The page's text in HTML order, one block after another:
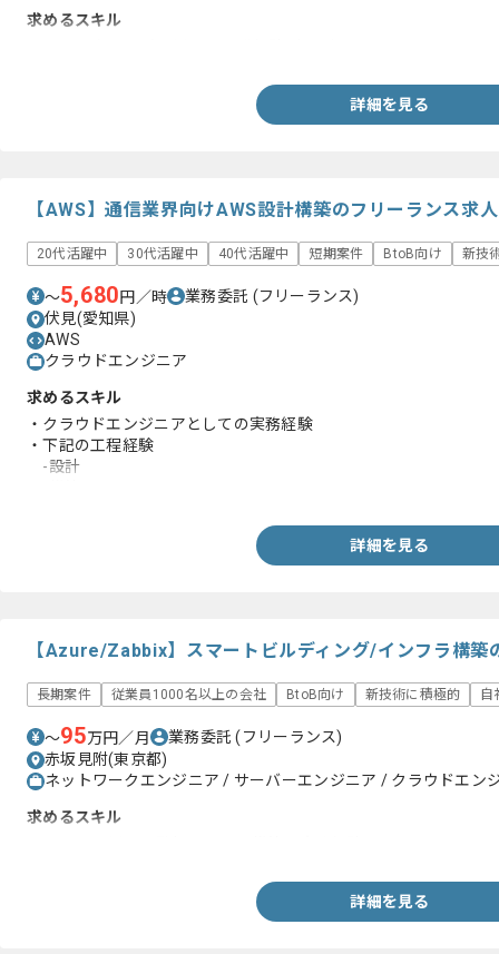
求めるスキル
詳細を見る
【AWS】通信業界向けAWS設計構築のフリーランス求
20代活躍中 30代活躍中 40代活躍中 短期案件 BtoB向け 新技
〜5,680円／時 業務委託 (フリーランス)
伏見(愛知県)
AWS
クラウドエンジニア
求めるスキル
・クラウドエンジニアとしての実務経験
・下記の工程経験
-設計
詳細を見る
【Azure/Zabbix】スマートビルディング/インフラ構築
長期案件 従業員1000名以上の会社 BtoB向け 新技術に積極的 自
〜95万円／月 業務委託(フリーランス)
赤坂見附(東京都)
ネットワークエンジニア / サーバーエンジニア / クラウドエン
求めるスキル
詳細を見る